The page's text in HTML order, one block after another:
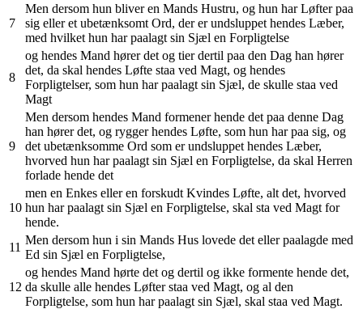
7
Men dersom hun bliver en Mands Hustru, og hun har Løfter paa
sig eller et ubetænksomt Ord, der er undsluppet hendes Læber,
med hvilket hun har paalagt sin Sjæl en Forpligtelse
8
og hendes Mand hører det og tier dertil paa den Dag han hører
det, da skal hendes Løfte staa ved Magt, og hendes
Forpligtelser, som hun har paalagt sin Sjæl, de skulle staa ved
Magt
9
Men dersom hendes Mand formener hende det paa denne Dag
han hører det, og rygger hendes Løfte, som hun har paa sig, og
det ubetænksomme Ord som er undsluppet hendes Læber,
hvorved hun har paalagt sin Sjæl en Forpligtelse, da skal Herren
forlade hende det
10
men en Enkes eller en forskudt Kvindes Løfte, alt det, hvorved
hun har paalagt sin Sjæl en Forpligtelse, skal sta ved Magt for
hende.
11
Men dersom hun i sin Mands Hus lovede det eller paalagde med
Ed sin Sjæl en Forpligtelse,
12
og hendes Mand hørte det og dertil og ikke formente hende det,
da skulle alle hendes Løfter staa ved Magt, og al den
Forpligtelse, som hun har paalagt sin Sjæl, skal staa ved Magt.